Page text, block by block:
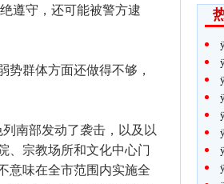
遵守，还可能被警方逮
群体方面还做得不够，
南部发动了袭击，以及以
、宗教场所和文化中心门
意味在全市范围内实施全